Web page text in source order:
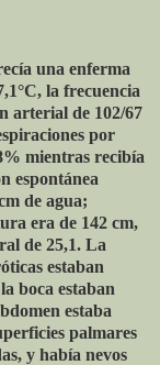
una enferma
la frecuencia
arterial de 102/67
por
mientras recibía
espontánea
de agua;
era de 142 cm,
de 25,1. La
estaban
boca estaban
estaba
palmares
y había nevos